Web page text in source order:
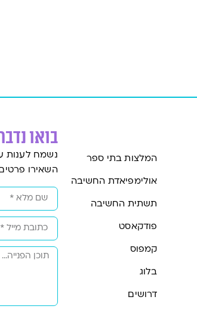
המלצות בתי ספר
אולימפיאדת החשיבה
תשתית החשיבה
פודקאסט
קמפוס
בלוג
דרושים
בואו
נשמח לענות
השאירו